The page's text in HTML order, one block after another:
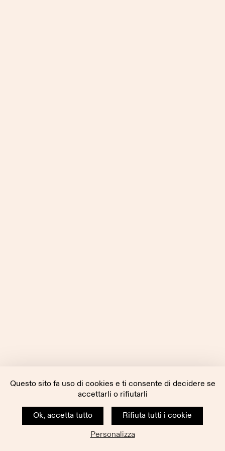
Questo sito fa uso di cookies e ti consente di decidere se
accettarli o rifiutarli
Ok, accetta tutto
Rifiuta tutti i cookie
Personalizza